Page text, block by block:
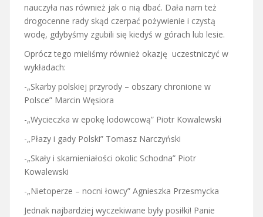
nauczyła nas również jak o nią dbać. Dała nam też
drogocenne rady skąd czerpać pożywienie i czystą
wodę, gdybyśmy zgubili się kiedyś w górach lub lesie.
Oprócz tego mieliśmy również okazję uczestniczyć w
wykładach:
-„Skarby polskiej przyrody – obszary chronione w
Polsce” Marcin Węsiora
-„Wycieczka w epokę lodowcową” Piotr Kowalewski
-„Płazy i gady Polski” Tomasz Narczyński
-„Skały i skamieniałości okolic Schodna” Piotr
Kowalewski
-„Nietoperze – nocni łowcy” Agnieszka Przesmycka
Jednak najbardziej wyczekiwane były posiłki! Panie